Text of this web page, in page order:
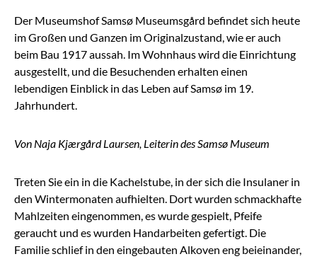
Der Museumshof Samsø Museumsgård befindet sich heute
im Großen und Ganzen im Originalzustand, wie er auch
beim Bau 1917 aussah. Im Wohnhaus wird die Einrichtung
ausgestellt, und die Besuchenden erhalten einen
lebendigen Einblick in das Leben auf Samsø im 19.
Jahrhundert.
Von Naja Kjærgård Laursen, Leiterin des Samsø Museum
Treten Sie ein in die Kachelstube, in der sich die Insulaner in
den Wintermonaten aufhielten. Dort wurden schmackhafte
Mahlzeiten eingenommen, es wurde gespielt, Pfeife
geraucht und es wurden Handarbeiten gefertigt. Die
Familie schlief in den eingebauten Alkoven eng beieinander,